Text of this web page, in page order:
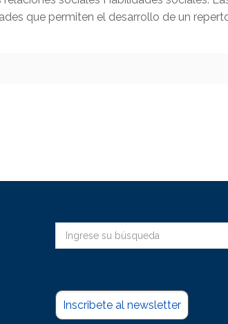
que permiten el desarrollo de un
Inscribete al newsletter